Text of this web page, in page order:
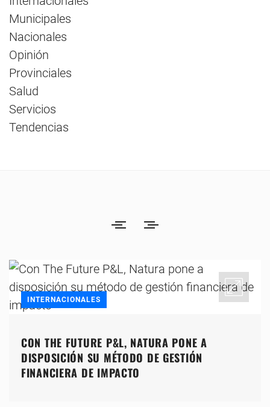
Municipales
Nacionales
Opinión
Provinciales
Salud
Servicios
Tendencias
INTERNACIONALES
CON THE FUTURE P&L, NATURA PONE A
DISPOSICIÓN SU MÉTODO DE GESTIÓN
FINANCIERA DE IMPACTO